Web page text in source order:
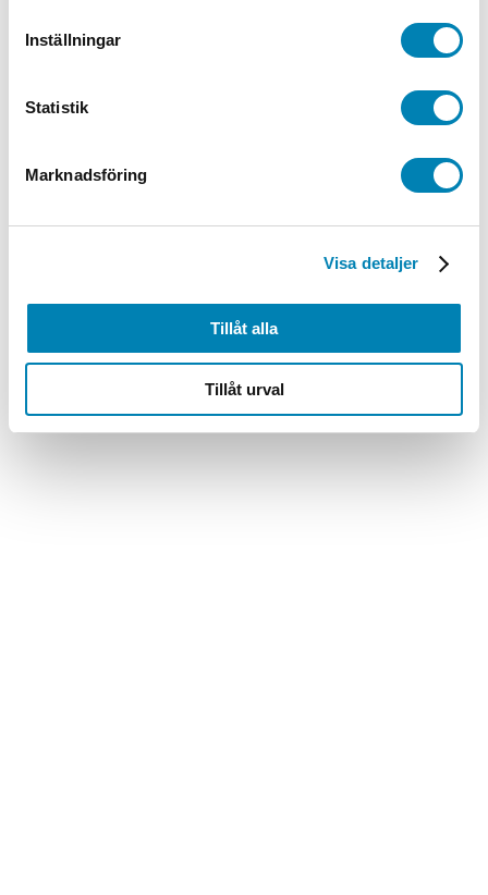
Inställningar
Statistik
Marknadsföring
Visa detaljer
Tillåt alla
Tillåt urval